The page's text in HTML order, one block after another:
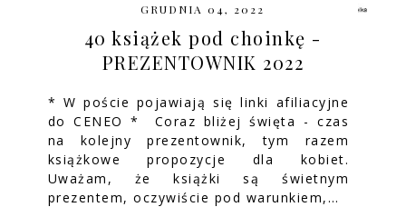
GRUDNIA 04, 2022
40 książek pod choinkę -
PREZENTOWNIK 2022
* W poście pojawiają się linki afiliacyjne
do CENEO * Coraz bliżej święta - czas
na kolejny prezentownik, tym razem
książkowe propozycje dla kobiet.
Uważam, że książki są świetnym
prezentem, oczywiście pod warunkiem,…